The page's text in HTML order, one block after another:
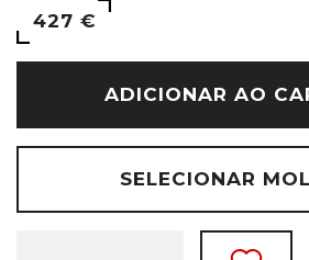
427 €
ADICIONAR AO
SELECIONAR